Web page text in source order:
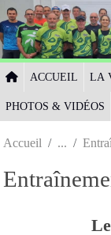
ACCUEIL LA
PHOTOS & VIDÉOS
Accueil
Le
Panneau de gestion